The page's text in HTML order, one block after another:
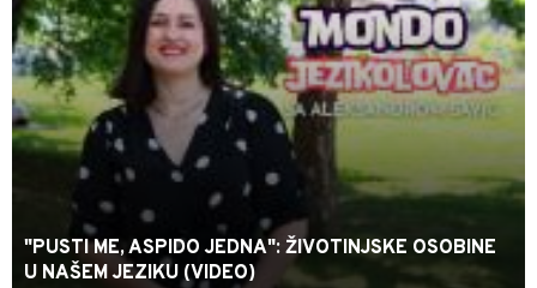
"PUSTI ME, ASPIDO JEDNA": ŽIVOTINJSKE OSOBINE
U NAŠEM JEZIKU (VIDEO)